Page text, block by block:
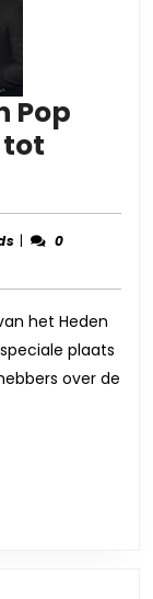
Pop
tot
accent-
|
0
het Heden
plaats
over de